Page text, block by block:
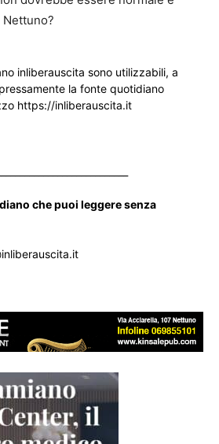
inliberauscita sono utilizzabili, a
la fonte quotidiano
https://inliberauscita.it
che puoi leggere senza